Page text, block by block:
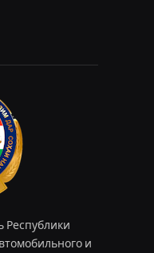
Республики
и